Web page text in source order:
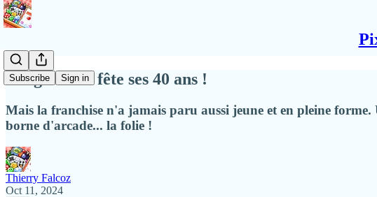
Subscribe Sign in
Dragon Ball fête ses 40 ans !
Mais la franchise n'a jamais paru aussi jeune et en pleine
borne d'arcade... la folie !
Thierry Falcoz
Oct 11, 2024